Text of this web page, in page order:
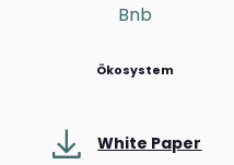
Bnb
Ökosystem
White Paper